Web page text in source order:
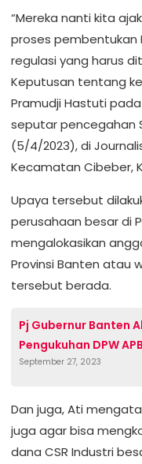
“Mereka nanti kita
proses pembentukan
regulasi yang harus
Keputusan tentang
Pramudji Hastuti
seputar pencegahan
(5/4/2023), di
Kecamatan Cibeber,
Upaya tersebut
perusahaan besar di
mengalokasikan
Provinsi Banten atau
tersebut berada.
Pj Gubernur Banten
Pengukuhan DPW
September 27, 2023
Dan juga, Ati
juga agar bisa
dana CSR Industri